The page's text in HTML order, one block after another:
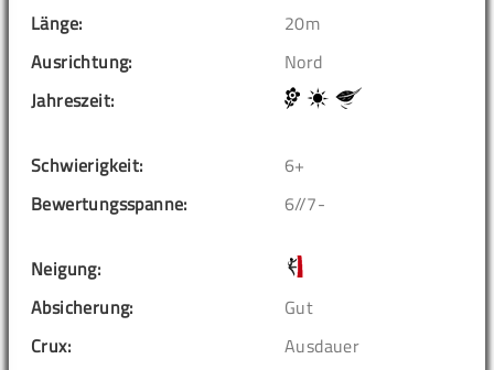
Länge:
20m
Ausrichtung:
Nord
Jahreszeit:
Schwierigkeit:
6+
Bewertungsspanne:
6//7-
Neigung:
Absicherung:
Gut
Crux:
Ausdauer